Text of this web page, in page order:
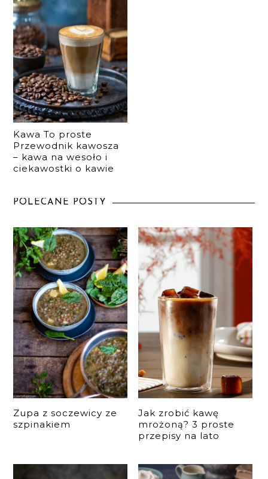
Kawa To proste
Przewodnik kawosza
– kawa na wesoło i
ciekawostki o kawie
POLECANE POSTY
Zupa z soczewicy ze
szpinakiem
Jak zrobić kawę
mrożoną? 3 proste
przepisy na lato